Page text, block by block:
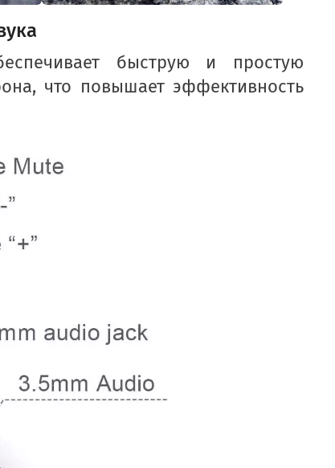
быструю и простую
что повышает эффективность